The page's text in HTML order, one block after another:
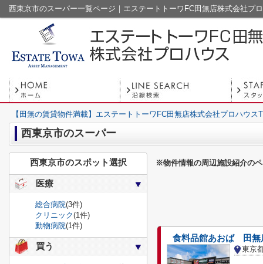
西東京市のスーパー一覧ページ｜エステートトーワFC田無店株式会社プ
【田無の賃貸物件満載】エステートトーワFC田無店株式会社プロハウス
西東京市のスーパー
※物件情報の周辺施設紹介の
食料品館あおば 田無
東京
西東京市のスポット選択
医療
総合病院(3件)
クリニック(1件)
動物病院(1件)
買う